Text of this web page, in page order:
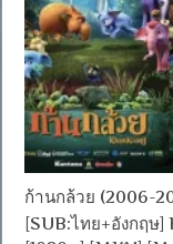
ก้านกล้วย (2006-
[SUB:ไทย+อังกฤษ